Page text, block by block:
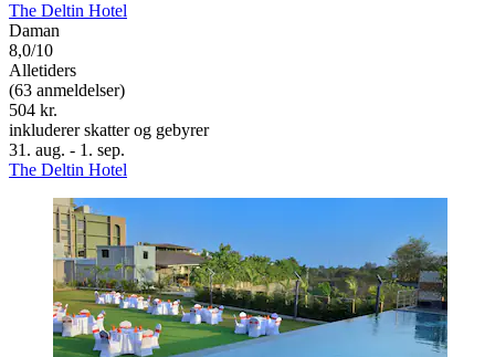
The Deltin Hotel
Daman
8,0/10
Alletiders
(63 anmeldelser)
504 kr.
inkluderer skatter og gebyrer
31. aug. - 1. sep.
The Deltin Hotel